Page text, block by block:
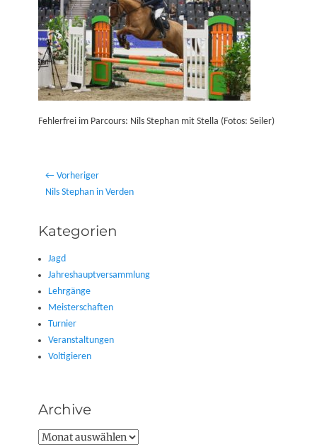
Fehlerfrei im Parcours: Nils Stephan mit Stella (Fotos: Seiler)
Beitragsnavigation
← Vorheriger
Vorheriger
Nils Stephan in Verden
Kategorien
Jagd
Jahreshauptversammlung
Lehrgänge
Meisterschaften
Turnier
Veranstaltungen
Voltigieren
Archive
Archive